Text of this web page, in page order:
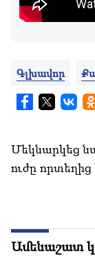
Գլխավոր
Մեկնարկեց
ուժը
Ամենաշատ